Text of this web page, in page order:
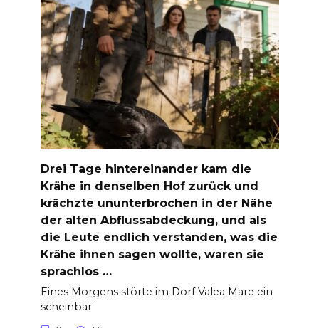
Drei Tage hintereinander kam die
Krähe in denselben Hof zurück und
krächzte ununterbrochen in der Nähe
der alten Abflussabdeckung, und als
die Leute endlich verstanden, was die
Krähe ihnen sagen wollte, waren sie
sprachlos …
Eines Morgens störte im Dorf Valea Mare ein
scheinbar